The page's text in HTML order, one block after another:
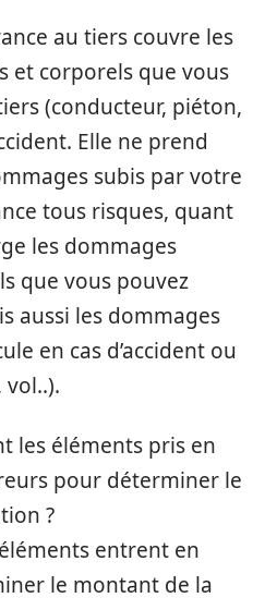
au tiers couvre les
et corporels que vous
(conducteur, piéton,
Elle ne prend
subis par votre
tous risques, quant
les dommages
que vous pouvez
aussi les dommages
en cas d’accident ou
les éléments pris en
pour déterminer le
?
entrent en
le montant de la